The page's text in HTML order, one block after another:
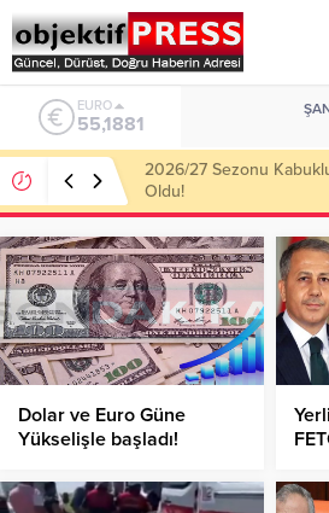
ALTIN
6.660,55
Haliliye Belediyesi Her
Yemek Ulaştırıyor!
Dolar ve Euro Güne
Yükselişle başladı!